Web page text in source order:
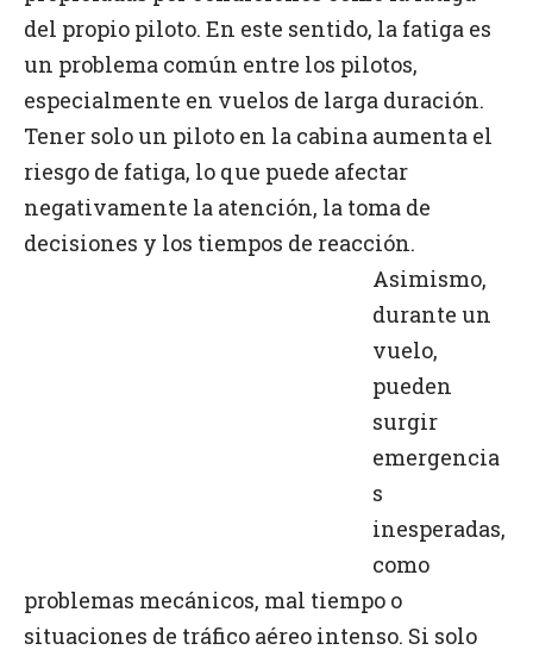
del propio piloto. En este sentido, la fatiga es
un problema común entre los pilotos,
especialmente en vuelos de larga duración.
Tener solo un piloto en la cabina aumenta el
riesgo de fatiga, lo que puede afectar
negativamente la atención, la toma de
decisiones y los tiempos de reacción.
Asimismo,
durante un
vuelo,
pueden
surgir
emergencia
s
inesperadas,
como
problemas mecánicos, mal tiempo o
situaciones de tráfico aéreo intenso. Si solo